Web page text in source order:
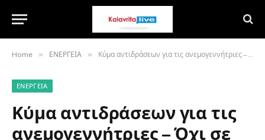
Home » ΕΝΕΡΓΕΙΑ » Κύμα αντιδράσεων για τις ανεμογεννήτριες – Όχι σε Αίγιο, Ρόδο, Εύβοια – Γιατί ο κόσμος ξεσηκώνεται;
ΕΝΕΡΓΕΙΑ
Κύμα αντιδράσεων για τις
ανεμογεννήτριες – Όχι σε